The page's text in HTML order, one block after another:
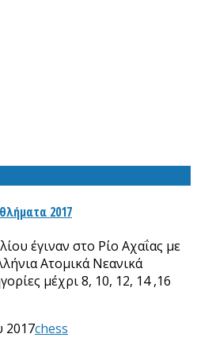
2017
έγιναν στο Ρίο Αχαΐας με
Ατομικά Νεανικά
μέχρι 8, 10, 12, 14 ,16
2017chess